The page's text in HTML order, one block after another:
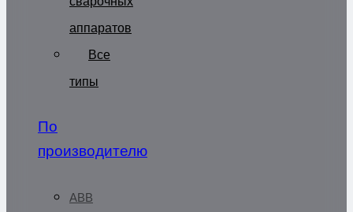
аппаратов
Все
типы
По
производителю
ABB